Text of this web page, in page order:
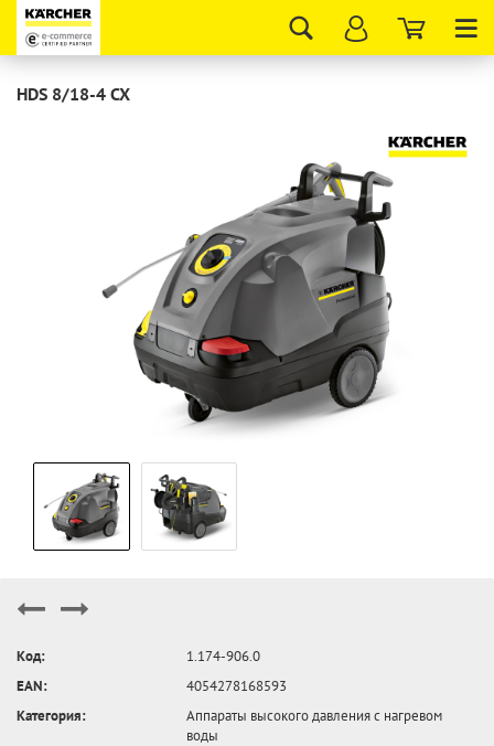
HDS 8/18-4 CX
Код:
1.174-906.0
EAN:
4054278168593
Категория:
Аппараты высокого давления с нагревом
воды